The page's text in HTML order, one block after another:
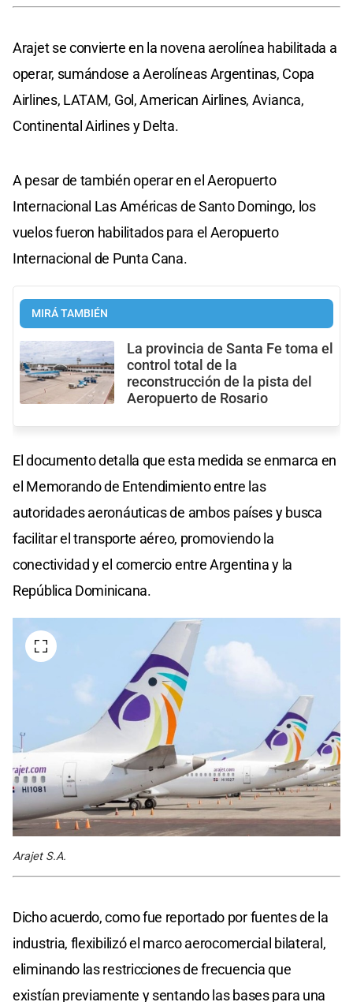
Arajet se convierte en la novena aerolínea habilitada a
operar, sumándose a Aerolíneas Argentinas, Copa
Airlines, LATAM, Gol, American Airlines, Avianca,
Continental Airlines y Delta.
A pesar de también operar en el Aeropuerto
Internacional Las Américas de Santo Domingo, los
vuelos fueron habilitados para el Aeropuerto
Internacional de Punta Cana.
MIRÁ TAMBIÉN
La provincia de Santa Fe toma el
control total de la
reconstrucción de la pista del
Aeropuerto de Rosario
El documento detalla que esta medida se enmarca en
el Memorando de Entendimiento entre las
autoridades aeronáuticas de ambos países y busca
facilitar el transporte aéreo, promoviendo la
conectividad y el comercio entre Argentina y la
República Dominicana.
Arajet S.A.
Dicho acuerdo, como fue reportado por fuentes de la
industria, flexibilizó el marco aerocomercial bilateral,
eliminando las restricciones de frecuencia que
existían previamente y sentando las bases para una